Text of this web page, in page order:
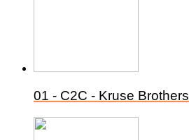
01 - C2C - Kruse Brothers